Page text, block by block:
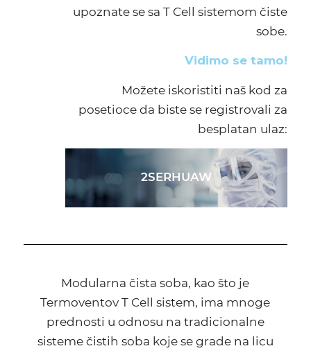
upoznate se sa T Cell sistemom čiste
sobe.
Vidimo se tamo!
Možete iskoristiti naš kod za
posetioce da biste se registrovali za
besplatan ulaz:
2SERHUAW
Modularna čista soba, kao što je
Termoventov T Cell sistem, ima mnoge
prednosti u odnosu na tradicionalne
sisteme čistih soba koje se grade na licu